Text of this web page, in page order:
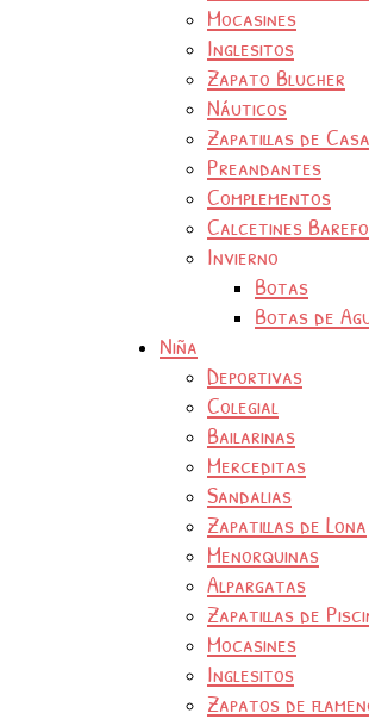
Mocasines
Inglesitos
Zapato Blucher
Náuticos
Zapatillas de Casa
Preandantes
Complementos
Calcetines
Invierno
Botas
Botas de
Niña
Deportivas
Colegial
Bailarinas
Merceditas
Sandalias
Zapatillas de Lona
Menorquinas
Alpargatas
Zapatillas de
Mocasines
Inglesitos
Zapatos de